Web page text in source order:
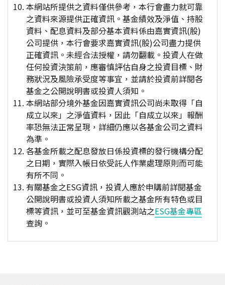
本網站所提供之資料僅供參考，本行會盡力就可靠
之資料來源提供正確資訊。基金績效及淨值、持股
資料、配息資料及部分基本資料係由嘉實資訊(股)
公司提供，本行會要求嘉實資訊(股)公司盡力提供
正確資訊。未經合法授權，請勿翻載。投資人在做
任何投資決策前，應審慎評估自身之投資目標、財
務狀況及風險承受度等事宜，並請於投資前詳閱各
基金之公開說明書或投資人須知。
本網站部分境外基金因嘉實資訊公司尚未取得「自
成立以來」之淨值資料，因此「自成立以來」報酬
率恐無法正常呈現，詳細仍應以各基金公司之資料
為準。
各基金所載之配息發放日係投資標的發行機構分配
之日期，實際入帳日依受託人作業處理原則而可能
有所不同。
有關基金之ESG資訊，投資人應於申購前詳閱基金
公開說明書或投資人須知所載之基金所有特色或目
標等資訊，並可至基金資訊觀測站之ESG基金專區
查詢。